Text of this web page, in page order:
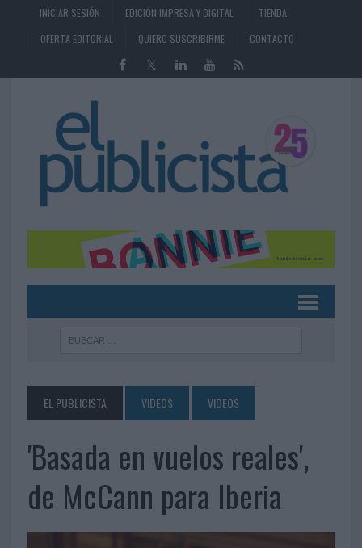
INICIAR SESIÓN EDICIÓN IMPRESA Y DIGITAL
TIENDA
OFERTA EDITORIAL
QUIERO SUSCRIBIRME CONTACTO
EL PUBLICISTA VIDEOS VIDEOS
'Basada en vuelos reales',
de McCann para Iberia